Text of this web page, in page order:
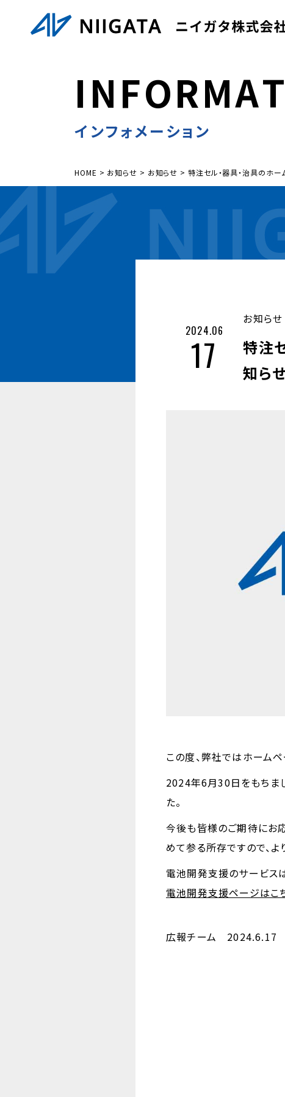
INFORMAT
インフォメーション
HOME > お知らせ > お知らせ > 特注セル・器具・治具のホ
2024.06
17
お知らせ
特注
知ら
この度、弊社ではホーム
2024年6月30日をもちま
た。
今後も皆様のご期待にお
めて参る所存ですので、
電池開発支援のサービス
電池開発支援ページはこ
広報チーム 2024.6.17